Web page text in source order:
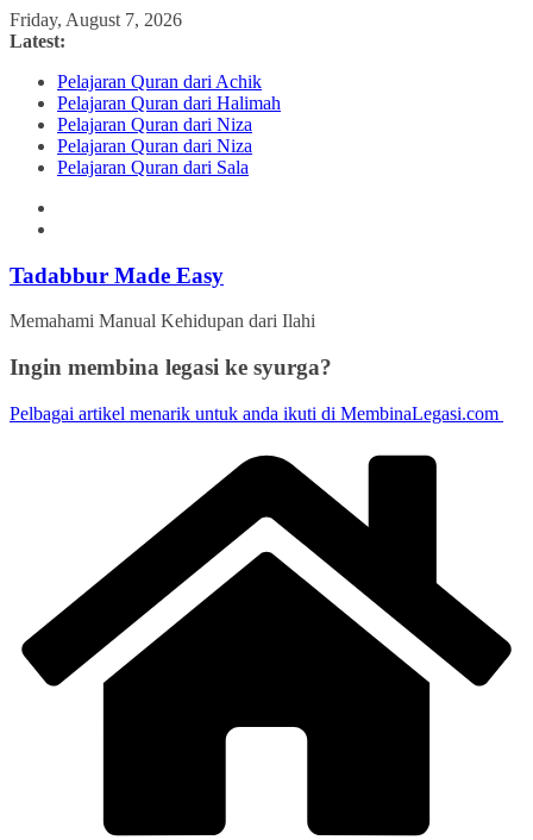
Skip
to
Friday, August 7, 2026
Latest:
Pelajaran Quran dari Achik
Pelajaran Quran dari Halimah
Pelajaran Quran dari Niza
Pelajaran Quran dari Niza
Pelajaran Quran dari Sala
Tadabbur Made Easy
Memahami Manual Kehidupan dari Ilahi
Ingin membina legasi ke syurga?
Pelbagai artikel menarik untuk anda ikuti di MembinaLegasi.com